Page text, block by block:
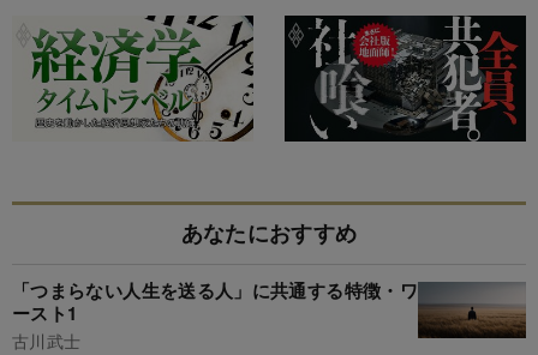
あなたにおすすめ
「つまらない人生を送る人」に共通する特徴・ワ
ースト1
古川武士